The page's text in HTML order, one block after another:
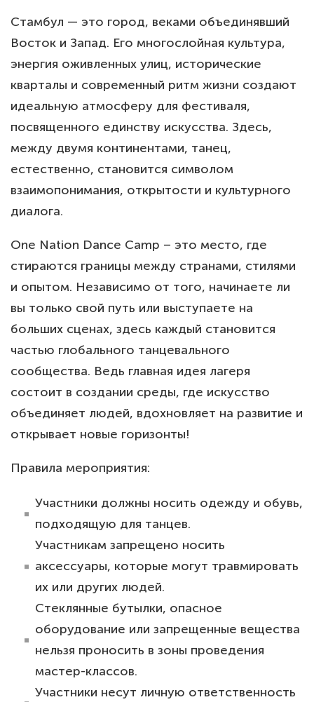
Стамбул — это город, веками объединявший
Восток и Запад. Его многослойная культура,
энергия оживленных улиц, исторические
кварталы и современный ритм жизни создают
идеальную атмосферу для фестиваля,
посвященного единству искусства. Здесь,
между двумя континентами, танец,
естественно, становится символом
взаимопонимания, открытости и культурного
диалога.
One Nation Dance Camp – это место, где
стираются границы между странами, стилями
и опытом. Независимо от того, начинаете ли
вы только свой путь или выступаете на
больших сценах, здесь каждый становится
частью глобального танцевального
сообщества. Ведь главная идея лагеря
состоит в создании среды, где искусство
объединяет людей, вдохновляет на развитие и
открывает новые горизонты!
Правила мероприятия:
Участники должны носить одежду и обувь,
подходящую для танцев.
⁠Участникам запрещено носить
аксессуары, которые могут травмировать
их или других людей.
⁠Стеклянные бутылки, опасное
оборудование или запрещенные вещества
нельзя проносить в зоны проведения
мастер-классов.
⁠Участники несут личную ответственность